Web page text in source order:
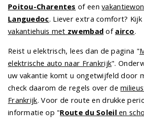
Poitou-Charentes of een
Languedoc. Liever extra comfort? Kijk
vakantiehuis met zwembad of airco.
Reist u elektrisch, lees dan de pagina "
elektrische auto naar Frankrijk".
uw vakantie komt u ongetwijfeld door
check daarom de regels over de
Frankrijk. Voor de route en drukke
informatie op "Route du Soleilen